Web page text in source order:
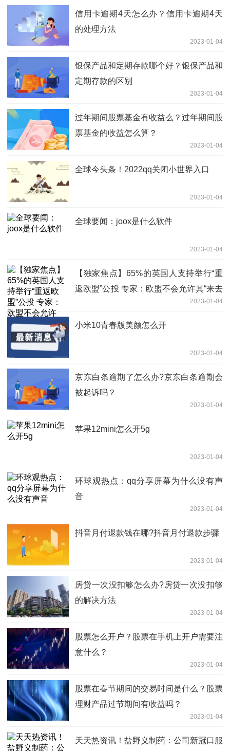
信用卡逾期4天怎么办？信用卡逾期4天
的处理方法
2023-01-04
银保产品和定期存款哪个好？银保产品和
定期存款的区别
2023-01-04
过年期间股票基金有收益么？过年期间股
票基金的收益怎么算？
2023-01-04
全球今头条！2022qq关闭小世界入口
2023-01-04
全球要闻：joox是什么软件
2023-01-04
【独家焦点】65%的英国人支持举行“重
返欧盟”公投 专家：欧盟不会允许其“来去
2023-01-04
小米10青春版美颜怎么开
2023-01-04
​京东白条逾期了怎么办?京东白条逾期会
被起诉吗？
2023-01-04
苹果12mini怎么开5g
2023-01-04
环球观热点：qq分享屏幕为什么没有声
音
2023-01-04
抖音月付退款钱在哪?抖音月付退款步骤
2023-01-04
房贷一次没扣够怎么办?房贷一次没扣够
的解决方法
2023-01-04
股票怎么开户？股票在手机上开户需要注
意什么？
2023-01-04
股票在春节期间的交易时间是什么？股票
理财产品过节期间有收益吗？
2023-01-04
天天热资讯！盐野义制药：公司新冠口服